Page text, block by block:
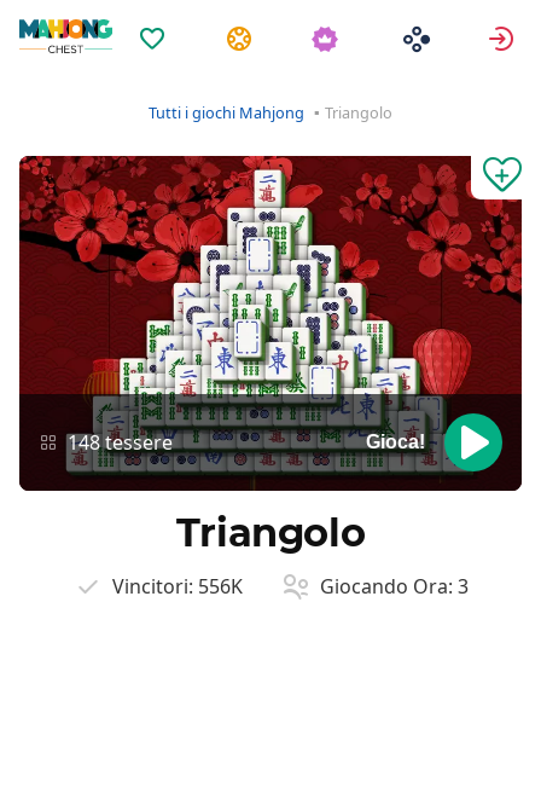
Preferiti Compiti
Tutti i giochi Mahjong Triangolo
148 tessere Gioca!
Triangolo
Vincitori: 556K Giocando Ora: 3